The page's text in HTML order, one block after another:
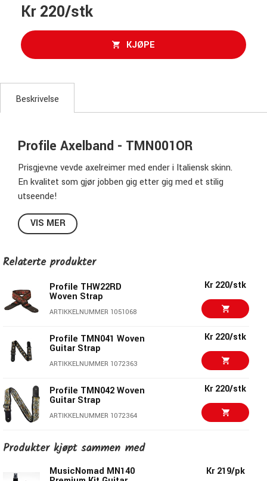
Kr 220/stk
KJØPE
Beskrivelse
Profile Axelband - TMN001OR
Prisgjevne vevde axelreimer med ender i Italiensk skinn.
En kvalitet som gjør jobben gig etter gig med et stilig
utseende!
Stegløst justerbar lengde slik at du kan finne den perfekte
spillhøyden på din gitar.
Mønster:
Bredde:5cm (2")
Minimum lengde:95cm
Maksimum lengde:150cm
Polstret & vevet
Pris per stykk
Profile - Prisverdige gitarrexelreimer!
Profiles axelreimer er sannsynligvis de mest prisverdige på
finnes i mange deilige, kule & eksklusive mønstre, farger &
varianter gjør dem enda mer interessante.
VIS MER
Relaterte produkter
Profile THW22RD
Woven Strap
ARTIKKELNUMMER 1051068
Kr 220/stk
Profile TMN041 Woven
Guitar Strap
ARTIKKELNUMMER 1072363
Kr 220/stk
Profile TMN042 Woven
Guitar Strap
ARTIKKELNUMMER 1072364
Kr 220/stk
Profile GT41 Woven
Guitar Strap
ARTIKKELNUMMER 1077602
Produkter kjøpt sammen med
MusicNomad MN140 Kr 219/pk